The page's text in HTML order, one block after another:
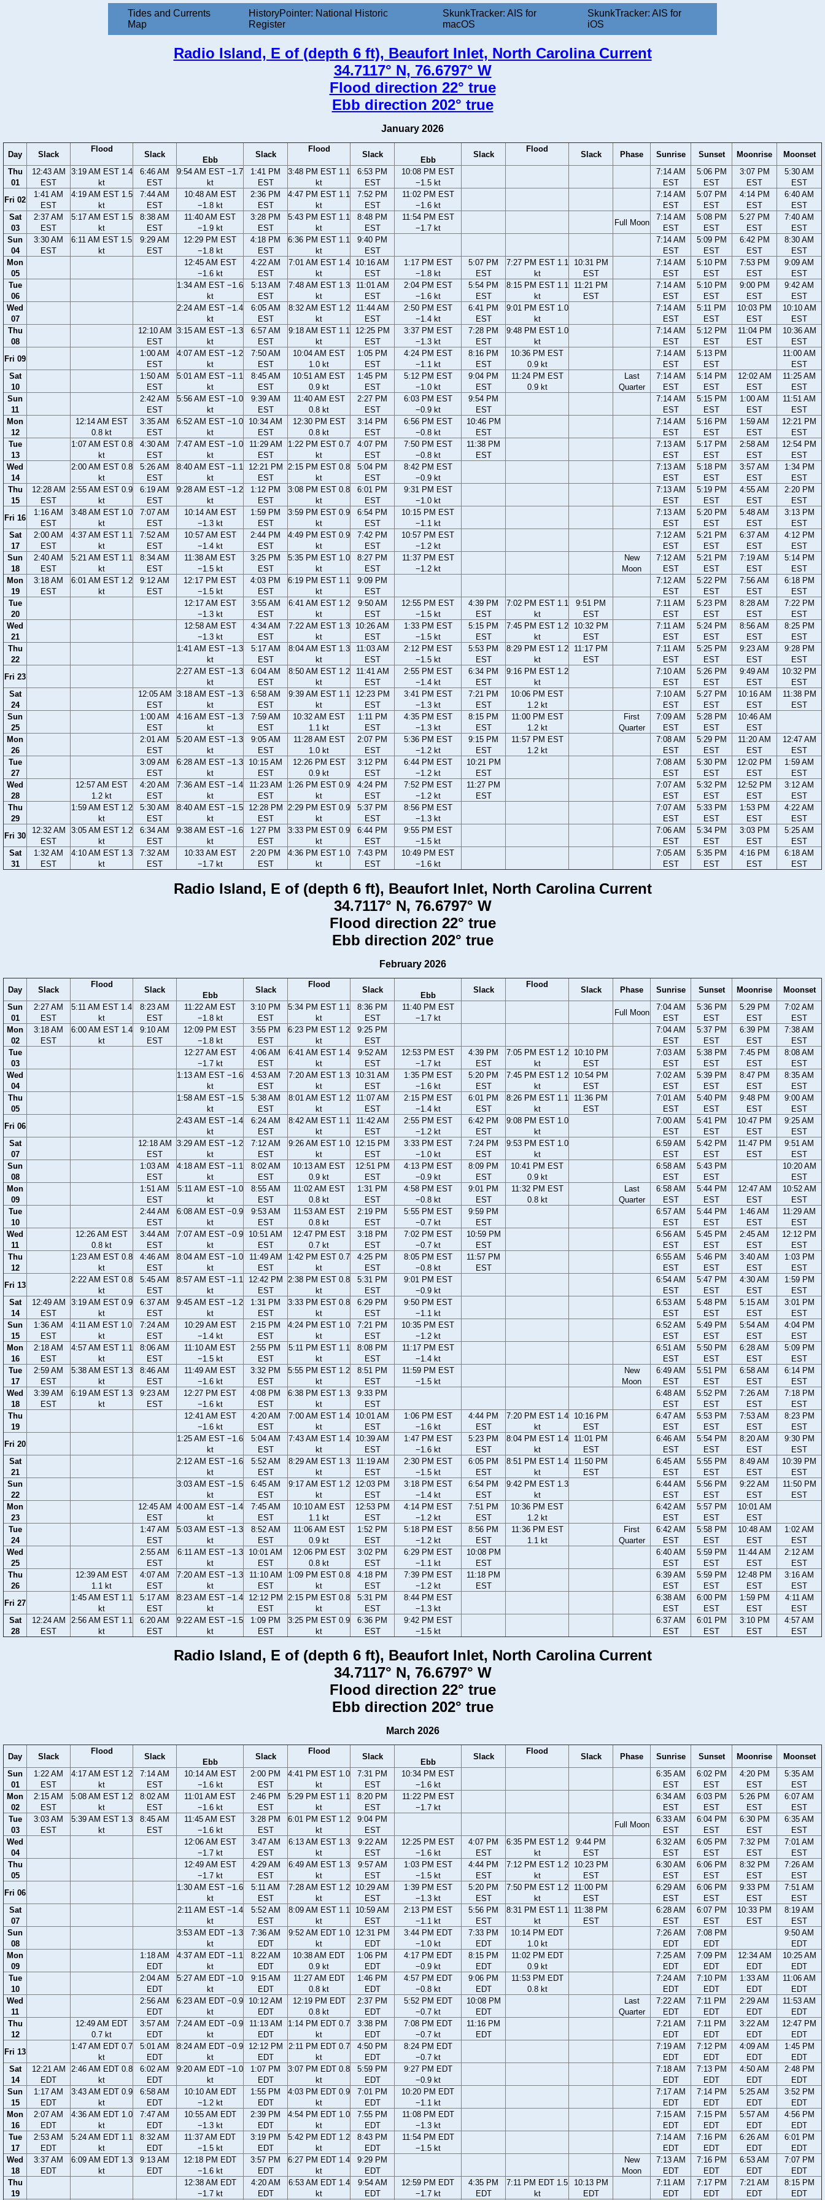
Tides and Currents
Map
HistoryPointer: National Historic
Register
SkunkTracker: AIS for
macOS
SkunkTracker: AIS for
iOS
Radio Island, E of (depth 6 ft), Beaufort Inlet, North Carolina Current
34.7117° N, 76.6797° W
Flood direction 22° true
Ebb direction 202° true
January 2026
Day Slack
Flood
Slack
Ebb
Slack
Flood
Slack
Ebb
Slack
Flood
Slack Phase Sunrise Sunset Moonrise
Moonset
Thu
01
12:43 AM
EST
3:19 AM EST 1.4
kt
6:46 AM
EST
9:54 AM EST −1.7
kt
1:41 PM
EST
3:48 PM EST 1.1
kt
6:53 PM
EST
10:08 PM EST
−1.5 kt
7:14 AM
EST
5:06 PM
EST
3:07 PM
EST
5:30 AM
EST
Fri 02
1:41 AM
EST
4:19 AM EST 1.5
kt
7:44 AM
EST
10:48 AM EST
−1.8 kt
2:36 PM
EST
4:47 PM EST 1.1
kt
7:52 PM
EST
11:02 PM EST
−1.6 kt
7:14 AM
EST
5:07 PM
EST
4:14 PM
EST
6:40 AM
EST
Sat
03
2:37 AM
EST
5:17 AM EST 1.5
kt
8:38 AM
EST
11:40 AM EST
−1.9 kt
3:28 PM
EST
5:43 PM EST 1.1
kt
8:48 PM
EST
11:54 PM EST
−1.7 kt
Full Moon
7:14 AM
EST
5:08 PM
EST
5:27 PM
EST
7:40 AM
EST
Sun
04
3:30 AM
EST
6:11 AM EST 1.5
kt
9:29 AM
EST
12:29 PM EST
−1.8 kt
4:18 PM
EST
6:36 PM EST 1.1
kt
9:40 PM
EST
7:14 AM
EST
5:09 PM
EST
6:42 PM
EST
8:30 AM
EST
Mon
05
12:45 AM EST
−1.6 kt
4:22 AM
EST
7:01 AM EST 1.4
kt
10:16 AM
EST
1:17 PM EST
−1.8 kt
5:07 PM
EST
7:27 PM EST 1.1
kt
10:31 PM
EST
7:14 AM
EST
5:10 PM
EST
7:53 PM
EST
9:09 AM
EST
Tue
06
1:34 AM EST −1.6
kt
5:13 AM
EST
7:48 AM EST 1.3
kt
11:01 AM
EST
2:04 PM EST
−1.6 kt
5:54 PM
EST
8:15 PM EST 1.1
kt
11:21 PM
EST
7:14 AM
EST
5:10 PM
EST
9:00 PM
EST
9:42 AM
EST
Wed
07
2:24 AM EST −1.4
kt
6:05 AM
EST
8:32 AM EST 1.2
kt
11:44 AM
EST
2:50 PM EST
−1.4 kt
6:41 PM
EST
9:01 PM EST 1.0
kt
7:14 AM
EST
5:11 PM
EST
10:03 PM
EST
10:10 AM
EST
Thu
08
12:10 AM
EST
3:15 AM EST −1.3
kt
6:57 AM
EST
9:18 AM EST 1.1
kt
12:25 PM
EST
3:37 PM EST
−1.3 kt
7:28 PM
EST
9:48 PM EST 1.0
kt
7:14 AM
EST
5:12 PM
EST
11:04 PM
EST
10:36 AM
EST
Fri 09
1:00 AM
EST
4:07 AM EST −1.2
kt
7:50 AM
EST
10:04 AM EST
1.0 kt
1:05 PM
EST
4:24 PM EST
−1.1 kt
8:16 PM
EST
10:36 PM EST
0.9 kt
7:14 AM
EST
5:13 PM
EST
11:00 AM
EST
Sat
10
1:50 AM
EST
5:01 AM EST −1.1
kt
8:45 AM
EST
10:51 AM EST
0.9 kt
1:45 PM
EST
5:12 PM EST
−1.0 kt
9:04 PM
EST
11:24 PM EST
0.9 kt
Last
Quarter
7:14 AM
EST
5:14 PM
EST
12:02 AM
EST
11:25 AM
EST
Sun
11
2:42 AM
EST
5:56 AM EST −1.0
kt
9:39 AM
EST
11:40 AM EST
0.8 kt
2:27 PM
EST
6:03 PM EST
−0.9 kt
9:54 PM
EST
7:14 AM
EST
5:15 PM
EST
1:00 AM
EST
11:51 AM
EST
Mon
12
12:14 AM EST
0.8 kt
3:35 AM
EST
6:52 AM EST −1.0
kt
10:34 AM
EST
12:30 PM EST
0.8 kt
3:14 PM
EST
6:56 PM EST
−0.8 kt
10:46 PM
EST
7:14 AM
EST
5:16 PM
EST
1:59 AM
EST
12:21 PM
EST
Tue
13
1:07 AM EST 0.8
kt
4:30 AM
EST
7:47 AM EST −1.0
kt
11:29 AM
EST
1:22 PM EST 0.7
kt
4:07 PM
EST
7:50 PM EST
−0.8 kt
11:38 PM
EST
7:13 AM
EST
5:17 PM
EST
2:58 AM
EST
12:54 PM
EST
Wed
14
2:00 AM EST 0.8
kt
5:26 AM
EST
8:40 AM EST −1.1
kt
12:21 PM
EST
2:15 PM EST 0.8
kt
5:04 PM
EST
8:42 PM EST
−0.9 kt
7:13 AM
EST
5:18 PM
EST
3:57 AM
EST
1:34 PM
EST
Thu
15
12:28 AM
EST
2:55 AM EST 0.9
kt
6:19 AM
EST
9:28 AM EST −1.2
kt
1:12 PM
EST
3:08 PM EST 0.8
kt
6:01 PM
EST
9:31 PM EST
−1.0 kt
7:13 AM
EST
5:19 PM
EST
4:55 AM
EST
2:20 PM
EST
Fri 16
1:16 AM
EST
3:48 AM EST 1.0
kt
7:07 AM
EST
10:14 AM EST
−1.3 kt
1:59 PM
EST
3:59 PM EST 0.9
kt
6:54 PM
EST
10:15 PM EST
−1.1 kt
7:13 AM
EST
5:20 PM
EST
5:48 AM
EST
3:13 PM
EST
Sat
17
2:00 AM
EST
4:37 AM EST 1.1
kt
7:52 AM
EST
10:57 AM EST
−1.4 kt
2:44 PM
EST
4:49 PM EST 0.9
kt
7:42 PM
EST
10:57 PM EST
−1.2 kt
7:12 AM
EST
5:21 PM
EST
6:37 AM
EST
4:12 PM
EST
Sun
18
2:40 AM
EST
5:21 AM EST 1.1
kt
8:34 AM
EST
11:38 AM EST
−1.5 kt
3:25 PM
EST
5:35 PM EST 1.0
kt
8:27 PM
EST
11:37 PM EST
−1.2 kt
New
Moon
7:12 AM
EST
5:21 PM
EST
7:19 AM
EST
5:14 PM
EST
Mon
19
3:18 AM
EST
6:01 AM EST 1.2
kt
9:12 AM
EST
12:17 PM EST
−1.5 kt
4:03 PM
EST
6:19 PM EST 1.1
kt
9:09 PM
EST
7:12 AM
EST
5:22 PM
EST
7:56 AM
EST
6:18 PM
EST
Tue
20
12:17 AM EST
−1.3 kt
3:55 AM
EST
6:41 AM EST 1.2
kt
9:50 AM
EST
12:55 PM EST
−1.5 kt
4:39 PM
EST
7:02 PM EST 1.1
kt
9:51 PM
EST
7:11 AM
EST
5:23 PM
EST
8:28 AM
EST
7:22 PM
EST
Wed
21
12:58 AM EST
−1.3 kt
4:34 AM
EST
7:22 AM EST 1.3
kt
10:26 AM
EST
1:33 PM EST
−1.5 kt
5:15 PM
EST
7:45 PM EST 1.2
kt
10:32 PM
EST
7:11 AM
EST
5:24 PM
EST
8:56 AM
EST
8:25 PM
EST
Thu
22
1:41 AM EST −1.3
kt
5:17 AM
EST
8:04 AM EST 1.3
kt
11:03 AM
EST
2:12 PM EST
−1.5 kt
5:53 PM
EST
8:29 PM EST 1.2
kt
11:17 PM
EST
7:11 AM
EST
5:25 PM
EST
9:23 AM
EST
9:28 PM
EST
Fri 23
2:27 AM EST −1.3
kt
6:04 AM
EST
8:50 AM EST 1.2
kt
11:41 AM
EST
2:55 PM EST
−1.4 kt
6:34 PM
EST
9:16 PM EST 1.2
kt
7:10 AM
EST
5:26 PM
EST
9:49 AM
EST
10:32 PM
EST
Sat
24
12:05 AM
EST
3:18 AM EST −1.3
kt
6:58 AM
EST
9:39 AM EST 1.1
kt
12:23 PM
EST
3:41 PM EST
−1.3 kt
7:21 PM
EST
10:06 PM EST
1.2 kt
7:10 AM
EST
5:27 PM
EST
10:16 AM
EST
11:38 PM
EST
Sun
25
1:00 AM
EST
4:16 AM EST −1.3
kt
7:59 AM
EST
10:32 AM EST
1.1 kt
1:11 PM
EST
4:35 PM EST
−1.3 kt
8:15 PM
EST
11:00 PM EST
1.2 kt
First
Quarter
7:09 AM
EST
5:28 PM
EST
10:46 AM
EST
Mon
26
2:01 AM
EST
5:20 AM EST −1.3
kt
9:05 AM
EST
11:28 AM EST
1.0 kt
2:07 PM
EST
5:36 PM EST
−1.2 kt
9:15 PM
EST
11:57 PM EST
1.2 kt
7:08 AM
EST
5:29 PM
EST
11:20 AM
EST
12:47 AM
EST
Tue
27
3:09 AM
EST
6:28 AM EST −1.3
kt
10:15 AM
EST
12:26 PM EST
0.9 kt
3:12 PM
EST
6:44 PM EST
−1.2 kt
10:21 PM
EST
7:08 AM
EST
5:30 PM
EST
12:02 PM
EST
1:59 AM
EST
Wed
28
12:57 AM EST
1.2 kt
4:20 AM
EST
7:36 AM EST −1.4
kt
11:23 AM
EST
1:26 PM EST 0.9
kt
4:24 PM
EST
7:52 PM EST
−1.2 kt
11:27 PM
EST
7:07 AM
EST
5:32 PM
EST
12:52 PM
EST
3:12 AM
EST
Thu
29
1:59 AM EST 1.2
kt
5:30 AM
EST
8:40 AM EST −1.5
kt
12:28 PM
EST
2:29 PM EST 0.9
kt
5:37 PM
EST
8:56 PM EST
−1.3 kt
7:07 AM
EST
5:33 PM
EST
1:53 PM
EST
4:22 AM
EST
Fri 30
12:32 AM
EST
3:05 AM EST 1.2
kt
6:34 AM
EST
9:38 AM EST −1.6
kt
1:27 PM
EST
3:33 PM EST 0.9
kt
6:44 PM
EST
9:55 PM EST
−1.5 kt
7:06 AM
EST
5:34 PM
EST
3:03 PM
EST
5:25 AM
EST
Sat
31
1:32 AM
EST
4:10 AM EST 1.3
kt
7:32 AM
EST
10:33 AM EST
−1.7 kt
2:20 PM
EST
4:36 PM EST 1.0
kt
7:43 PM
EST
10:49 PM EST
−1.6 kt
7:05 AM
EST
5:35 PM
EST
4:16 PM
EST
6:18 AM
EST
Radio Island, E of (depth 6 ft), Beaufort Inlet, North Carolina Current
34.7117° N, 76.6797° W
Flood direction 22° true
Ebb direction 202° true
February 2026
Day Slack
Flood
Slack
Ebb
Slack
Flood
Slack
Ebb
Slack
Flood
Slack Phase Sunrise Sunset Moonrise
Moonset
Sun
01
2:27 AM
EST
5:11 AM EST 1.4
kt
8:23 AM
EST
11:22 AM EST
−1.8 kt
3:10 PM
EST
5:34 PM EST 1.1
kt
8:36 PM
EST
11:40 PM EST
−1.7 kt
Full Moon
7:04 AM
EST
5:36 PM
EST
5:29 PM
EST
7:02 AM
EST
Mon
02
3:18 AM
EST
6:00 AM EST 1.4
kt
9:10 AM
EST
12:09 PM EST
−1.8 kt
3:55 PM
EST
6:23 PM EST 1.2
kt
9:25 PM
EST
7:04 AM
EST
5:37 PM
EST
6:39 PM
EST
7:38 AM
EST
Tue
03
12:27 AM EST
−1.7 kt
4:06 AM
EST
6:41 AM EST 1.4
kt
9:52 AM
EST
12:53 PM EST
−1.7 kt
4:39 PM
EST
7:05 PM EST 1.2
kt
10:10 PM
EST
7:03 AM
EST
5:38 PM
EST
7:45 PM
EST
8:08 AM
EST
Wed
04
1:13 AM EST −1.6
kt
4:53 AM
EST
7:20 AM EST 1.3
kt
10:31 AM
EST
1:35 PM EST
−1.6 kt
5:20 PM
EST
7:45 PM EST 1.2
kt
10:54 PM
EST
7:02 AM
EST
5:39 PM
EST
8:47 PM
EST
8:35 AM
EST
Thu
05
1:58 AM EST −1.5
kt
5:38 AM
EST
8:01 AM EST 1.2
kt
11:07 AM
EST
2:15 PM EST
−1.4 kt
6:01 PM
EST
8:26 PM EST 1.1
kt
11:36 PM
EST
7:01 AM
EST
5:40 PM
EST
9:48 PM
EST
9:00 AM
EST
Fri 06
2:43 AM EST −1.4
kt
6:24 AM
EST
8:42 AM EST 1.1
kt
11:42 AM
EST
2:55 PM EST
−1.2 kt
6:42 PM
EST
9:08 PM EST 1.0
kt
7:00 AM
EST
5:41 PM
EST
10:47 PM
EST
9:25 AM
EST
Sat
07
12:18 AM
EST
3:29 AM EST −1.2
kt
7:12 AM
EST
9:26 AM EST 1.0
kt
12:15 PM
EST
3:33 PM EST
−1.0 kt
7:24 PM
EST
9:53 PM EST 1.0
kt
6:59 AM
EST
5:42 PM
EST
11:47 PM
EST
9:51 AM
EST
Sun
08
1:03 AM
EST
4:18 AM EST −1.1
kt
8:02 AM
EST
10:13 AM EST
0.9 kt
12:51 PM
EST
4:13 PM EST
−0.9 kt
8:09 PM
EST
10:41 PM EST
0.9 kt
6:58 AM
EST
5:43 PM
EST
10:20 AM
EST
Mon
09
1:51 AM
EST
5:11 AM EST −1.0
kt
8:55 AM
EST
11:02 AM EST
0.8 kt
1:31 PM
EST
4:58 PM EST
−0.8 kt
9:01 PM
EST
11:32 PM EST
0.8 kt
Last
Quarter
6:58 AM
EST
5:44 PM
EST
12:47 AM
EST
10:52 AM
EST
Tue
10
2:44 AM
EST
6:08 AM EST −0.9
kt
9:53 AM
EST
11:53 AM EST
0.8 kt
2:19 PM
EST
5:55 PM EST
−0.7 kt
9:59 PM
EST
6:57 AM
EST
5:44 PM
EST
1:46 AM
EST
11:29 AM
EST
Wed
11
12:26 AM EST
0.8 kt
3:44 AM
EST
7:07 AM EST −0.9
kt
10:51 AM
EST
12:47 PM EST
0.7 kt
3:18 PM
EST
7:02 PM EST
−0.7 kt
10:59 PM
EST
6:56 AM
EST
5:45 PM
EST
2:45 AM
EST
12:12 PM
EST
Thu
12
1:23 AM EST 0.8
kt
4:46 AM
EST
8:04 AM EST −1.0
kt
11:49 AM
EST
1:42 PM EST 0.7
kt
4:25 PM
EST
8:05 PM EST
−0.8 kt
11:57 PM
EST
6:55 AM
EST
5:46 PM
EST
3:40 AM
EST
1:03 PM
EST
Fri 13
2:22 AM EST 0.8
kt
5:45 AM
EST
8:57 AM EST −1.1
kt
12:42 PM
EST
2:38 PM EST 0.8
kt
5:31 PM
EST
9:01 PM EST
−0.9 kt
6:54 AM
EST
5:47 PM
EST
4:30 AM
EST
1:59 PM
EST
Sat
14
12:49 AM
EST
3:19 AM EST 0.9
kt
6:37 AM
EST
9:45 AM EST −1.2
kt
1:31 PM
EST
3:33 PM EST 0.8
kt
6:29 PM
EST
9:50 PM EST
−1.1 kt
6:53 AM
EST
5:48 PM
EST
5:15 AM
EST
3:01 PM
EST
Sun
15
1:36 AM
EST
4:11 AM EST 1.0
kt
7:24 AM
EST
10:29 AM EST
−1.4 kt
2:15 PM
EST
4:24 PM EST 1.0
kt
7:21 PM
EST
10:35 PM EST
−1.2 kt
6:52 AM
EST
5:49 PM
EST
5:54 AM
EST
4:04 PM
EST
Mon
16
2:18 AM
EST
4:57 AM EST 1.1
kt
8:06 AM
EST
11:10 AM EST
−1.5 kt
2:55 PM
EST
5:11 PM EST 1.1
kt
8:08 PM
EST
11:17 PM EST
−1.4 kt
6:51 AM
EST
5:50 PM
EST
6:28 AM
EST
5:09 PM
EST
Tue
17
2:59 AM
EST
5:38 AM EST 1.3
kt
8:46 AM
EST
11:49 AM EST
−1.6 kt
3:32 PM
EST
5:55 PM EST 1.2
kt
8:51 PM
EST
11:59 PM EST
−1.5 kt
New
Moon
6:49 AM
EST
5:51 PM
EST
6:58 AM
EST
6:14 PM
EST
Wed
18
3:39 AM
EST
6:19 AM EST 1.3
kt
9:23 AM
EST
12:27 PM EST
−1.6 kt
4:08 PM
EST
6:38 PM EST 1.3
kt
9:33 PM
EST
6:48 AM
EST
5:52 PM
EST
7:26 AM
EST
7:18 PM
EST
Thu
19
12:41 AM EST
−1.6 kt
4:20 AM
EST
7:00 AM EST 1.4
kt
10:01 AM
EST
1:06 PM EST
−1.6 kt
4:44 PM
EST
7:20 PM EST 1.4
kt
10:16 PM
EST
6:47 AM
EST
5:53 PM
EST
7:53 AM
EST
8:23 PM
EST
Fri 20
1:25 AM EST −1.6
kt
5:04 AM
EST
7:43 AM EST 1.4
kt
10:39 AM
EST
1:47 PM EST
−1.6 kt
5:23 PM
EST
8:04 PM EST 1.4
kt
11:01 PM
EST
6:46 AM
EST
5:54 PM
EST
8:20 AM
EST
9:30 PM
EST
Sat
21
2:12 AM EST −1.6
kt
5:52 AM
EST
8:29 AM EST 1.3
kt
11:19 AM
EST
2:30 PM EST
−1.5 kt
6:05 PM
EST
8:51 PM EST 1.4
kt
11:50 PM
EST
6:45 AM
EST
5:55 PM
EST
8:49 AM
EST
10:39 PM
EST
Sun
22
3:03 AM EST −1.5
kt
6:45 AM
EST
9:17 AM EST 1.2
kt
12:03 PM
EST
3:18 PM EST
−1.4 kt
6:54 PM
EST
9:42 PM EST 1.3
kt
6:44 AM
EST
5:56 PM
EST
9:22 AM
EST
11:50 PM
EST
Mon
23
12:45 AM
EST
4:00 AM EST −1.4
kt
7:45 AM
EST
10:10 AM EST
1.1 kt
12:53 PM
EST
4:14 PM EST
−1.2 kt
7:51 PM
EST
10:36 PM EST
1.2 kt
6:42 AM
EST
5:57 PM
EST
10:01 AM
EST
Tue
24
1:47 AM
EST
5:03 AM EST −1.3
kt
8:52 AM
EST
11:06 AM EST
0.9 kt
1:52 PM
EST
5:18 PM EST
−1.2 kt
8:56 PM
EST
11:36 PM EST
1.1 kt
First
Quarter
6:42 AM
EST
5:58 PM
EST
10:48 AM
EST
1:02 AM
EST
Wed
25
2:55 AM
EST
6:11 AM EST −1.3
kt
10:01 AM
EST
12:06 PM EST
0.8 kt
3:02 PM
EST
6:29 PM EST
−1.1 kt
10:08 PM
EST
6:40 AM
EST
5:59 PM
EST
11:44 AM
EST
2:12 AM
EST
Thu
26
12:39 AM EST
1.1 kt
4:07 AM
EST
7:20 AM EST −1.3
kt
11:10 AM
EST
1:09 PM EST 0.8
kt
4:18 PM
EST
7:39 PM EST
−1.2 kt
11:18 PM
EST
6:39 AM
EST
5:59 PM
EST
12:48 PM
EST
3:16 AM
EST
Fri 27
1:45 AM EST 1.1
kt
5:17 AM
EST
8:23 AM EST −1.4
kt
12:12 PM
EST
2:15 PM EST 0.8
kt
5:31 PM
EST
8:44 PM EST
−1.3 kt
6:38 AM
EST
6:00 PM
EST
1:59 PM
EST
4:11 AM
EST
Sat
28
12:24 AM
EST
2:56 AM EST 1.1
kt
6:20 AM
EST
9:22 AM EST −1.5
kt
1:09 PM
EST
3:25 PM EST 0.9
kt
6:36 PM
EST
9:42 PM EST
−1.5 kt
6:37 AM
EST
6:01 PM
EST
3:10 PM
EST
4:57 AM
EST
Radio Island, E of (depth 6 ft), Beaufort Inlet, North Carolina Current
34.7117° N, 76.6797° W
Flood direction 22° true
Ebb direction 202° true
March 2026
Day Slack
Flood
Slack
Ebb
Slack
Flood
Slack
Ebb
Slack
Flood
Slack Phase Sunrise Sunset Moonrise
Moonset
Sun
01
1:22 AM
EST
4:17 AM EST 1.2
kt
7:14 AM
EST
10:14 AM EST
−1.6 kt
2:00 PM
EST
4:41 PM EST 1.0
kt
7:31 PM
EST
10:34 PM EST
−1.6 kt
6:35 AM
EST
6:02 PM
EST
4:20 PM
EST
5:35 AM
EST
Mon
02
2:15 AM
EST
5:08 AM EST 1.2
kt
8:02 AM
EST
11:01 AM EST
−1.6 kt
2:46 PM
EST
5:29 PM EST 1.1
kt
8:20 PM
EST
11:22 PM EST
−1.7 kt
6:34 AM
EST
6:03 PM
EST
5:26 PM
EST
6:07 AM
EST
Tue
03
3:03 AM
EST
5:39 AM EST 1.3
kt
8:45 AM
EST
11:45 AM EST
−1.6 kt
3:28 PM
EST
6:01 PM EST 1.2
kt
9:04 PM
EST
Full Moon
6:33 AM
EST
6:04 PM
EST
6:30 PM
EST
6:35 AM
EST
Wed
04
12:06 AM EST
−1.7 kt
3:47 AM
EST
6:13 AM EST 1.3
kt
9:22 AM
EST
12:25 PM EST
−1.6 kt
4:07 PM
EST
6:35 PM EST 1.2
kt
9:44 PM
EST
6:32 AM
EST
6:05 PM
EST
7:32 PM
EST
7:01 AM
EST
Thu
05
12:49 AM EST
−1.7 kt
4:29 AM
EST
6:49 AM EST 1.3
kt
9:57 AM
EST
1:03 PM EST
−1.5 kt
4:44 PM
EST
7:12 PM EST 1.2
kt
10:23 PM
EST
6:30 AM
EST
6:06 PM
EST
8:32 PM
EST
7:26 AM
EST
Fri 06
1:30 AM EST −1.6
kt
5:11 AM
EST
7:28 AM EST 1.2
kt
10:29 AM
EST
1:39 PM EST
−1.3 kt
5:20 PM
EST
7:50 PM EST 1.2
kt
11:00 PM
EST
6:29 AM
EST
6:06 PM
EST
9:33 PM
EST
7:51 AM
EST
Sat
07
2:11 AM EST −1.4
kt
5:52 AM
EST
8:09 AM EST 1.1
kt
10:59 AM
EST
2:13 PM EST
−1.1 kt
5:56 PM
EST
8:31 PM EST 1.1
kt
11:38 PM
EST
6:28 AM
EST
6:07 PM
EST
10:33 PM
EST
8:19 AM
EST
Sun
08
3:53 AM EDT −1.3
kt
7:36 AM
EDT
9:52 AM EDT 1.0
kt
12:31 PM
EDT
3:44 PM EDT
−1.0 kt
7:33 PM
EDT
10:14 PM EDT
1.0 kt
7:26 AM
EDT
7:08 PM
EDT
9:50 AM
EDT
Mon
09
1:18 AM
EDT
4:37 AM EDT −1.1
kt
8:22 AM
EDT
10:38 AM EDT
0.9 kt
1:06 PM
EDT
4:17 PM EDT
−0.9 kt
8:15 PM
EDT
11:02 PM EDT
0.9 kt
7:25 AM
EDT
7:09 PM
EDT
12:34 AM
EDT
10:25 AM
EDT
Tue
10
2:04 AM
EDT
5:27 AM EDT −1.0
kt
9:15 AM
EDT
11:27 AM EDT
0.8 kt
1:46 PM
EDT
4:57 PM EDT
−0.8 kt
9:06 PM
EDT
11:53 PM EDT
0.8 kt
7:24 AM
EDT
7:10 PM
EDT
1:33 AM
EDT
11:06 AM
EDT
Wed
11
2:56 AM
EDT
6:23 AM EDT −0.9
kt
10:12 AM
EDT
12:19 PM EDT
0.8 kt
2:37 PM
EDT
5:52 PM EDT
−0.7 kt
10:08 PM
EDT
Last
Quarter
7:22 AM
EDT
7:11 PM
EDT
2:29 AM
EDT
11:53 AM
EDT
Thu
12
12:49 AM EDT
0.7 kt
3:57 AM
EDT
7:24 AM EDT −0.9
kt
11:13 AM
EDT
1:14 PM EDT 0.7
kt
3:38 PM
EDT
7:08 PM EDT
−0.7 kt
11:16 PM
EDT
7:21 AM
EDT
7:11 PM
EDT
3:22 AM
EDT
12:47 PM
EDT
Fri 13
1:47 AM EDT 0.7
kt
5:01 AM
EDT
8:24 AM EDT −0.9
kt
12:12 PM
EDT
2:11 PM EDT 0.7
kt
4:50 PM
EDT
8:24 PM EDT
−0.7 kt
7:19 AM
EDT
7:12 PM
EDT
4:09 AM
EDT
1:45 PM
EDT
Sat
14
12:21 AM
EDT
2:46 AM EDT 0.8
kt
6:02 AM
EDT
9:20 AM EDT −1.0
kt
1:07 PM
EDT
3:07 PM EDT 0.8
kt
5:59 PM
EDT
9:27 PM EDT
−0.9 kt
7:18 AM
EDT
7:13 PM
EDT
4:50 AM
EDT
2:48 PM
EDT
Sun
15
1:17 AM
EDT
3:43 AM EDT 0.9
kt
6:58 AM
EDT
10:10 AM EDT
−1.2 kt
1:55 PM
EDT
4:03 PM EDT 0.9
kt
7:01 PM
EDT
10:20 PM EDT
−1.1 kt
7:17 AM
EDT
7:14 PM
EDT
5:25 AM
EDT
3:52 PM
EDT
Mon
16
2:07 AM
EDT
4:36 AM EDT 1.0
kt
7:47 AM
EDT
10:55 AM EDT
−1.3 kt
2:39 PM
EDT
4:54 PM EDT 1.0
kt
7:55 PM
EDT
11:08 PM EDT
−1.3 kt
7:15 AM
EDT
7:15 PM
EDT
5:57 AM
EDT
4:56 PM
EDT
Tue
17
2:53 AM
EDT
5:24 AM EDT 1.1
kt
8:32 AM
EDT
11:37 AM EDT
−1.5 kt
3:19 PM
EDT
5:42 PM EDT 1.2
kt
8:43 PM
EDT
11:54 PM EDT
−1.5 kt
7:14 AM
EDT
7:16 PM
EDT
6:26 AM
EDT
6:01 PM
EDT
Wed
18
3:37 AM
EDT
6:09 AM EDT 1.3
kt
9:13 AM
EDT
12:18 PM EDT
−1.6 kt
3:57 PM
EDT
6:27 PM EDT 1.4
kt
9:29 PM
EDT
New
Moon
7:13 AM
EDT
7:16 PM
EDT
6:53 AM
EDT
7:07 PM
EDT
Thu
19
12:38 AM EDT
−1.7 kt
4:20 AM
EDT
6:53 AM EDT 1.4
kt
9:54 AM
EDT
12:59 PM EDT
−1.7 kt
4:35 PM
EDT
7:11 PM EDT 1.5
kt
10:13 PM
EDT
7:11 AM
EDT
7:17 PM
EDT
7:21 AM
EDT
8:15 PM
EDT